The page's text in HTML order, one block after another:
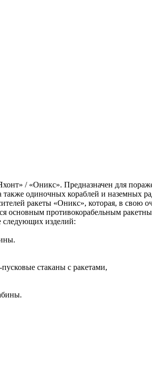
/ «Оникс». Предназначен для
одиночных кораблей и наземных
ракеты «Оникс», которая, в
основным противокорабельным
следующих изделий:
стаканы с ракетами,